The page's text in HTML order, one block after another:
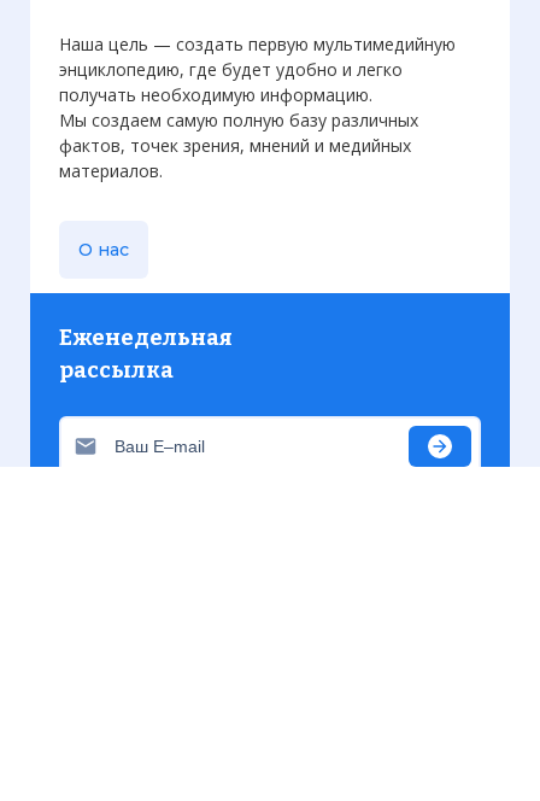
Наша цель — создать первую мультимедийную
энциклопедию, где будет удобно и легко
получать необходимую информацию.
Мы создаем самую полную базу различных
фактов, точек зрения, мнений и медийных
материалов.
О нас
Еженедельная
рассылка